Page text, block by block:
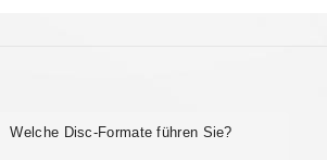
Welche Disc-Formate führen Sie?